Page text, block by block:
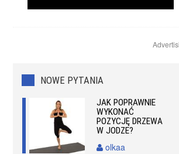
NOWE PYTANIA
JAK POPRAWNIE
WYKONAĆ
POZYCJĘ DRZEWA
W JODZE?
olkaa